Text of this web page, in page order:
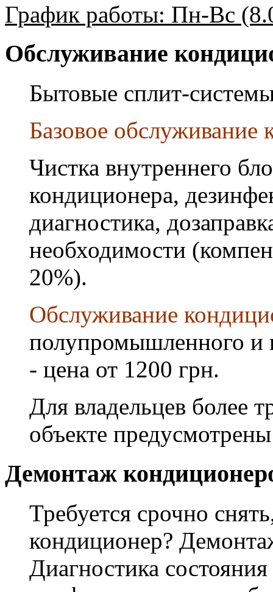
График работы: Пн-Вс
Обслуживание
Бытовые сплит-
Базовое обслуживание
Чистка внутреннего
кондиционера,
диагностика,
необходимости
20%).
Обслуживание
полупромышленного и
- цена от 1200 грн.
Для владельцев более
объекте
Демонтаж
Требуется срочно
кондиционер?
Диагностика